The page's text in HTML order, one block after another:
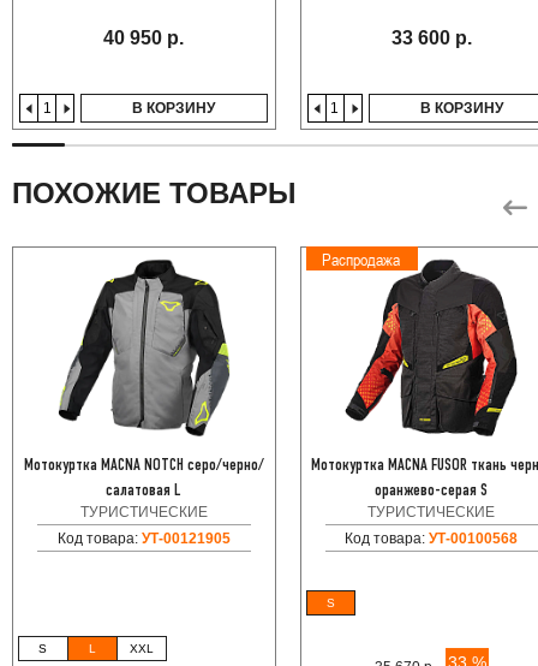
40 950 р.
В КОРЗИНУ
33 600 р.
В КОРЗИНУ
ПОХОЖИЕ ТОВАРЫ
Мотокуртка MACNA NOTCH серо/черно/
салатовая L
ТУРИСТИЧЕСКИЕ
Код товара: УТ-00121905
S L XXL
Распродажа
Мотокуртка MACNA FUSOR ткань
оранжево-серая S
ТУРИСТИЧЕСКИЕ
Код товара:УТ-00100568
S